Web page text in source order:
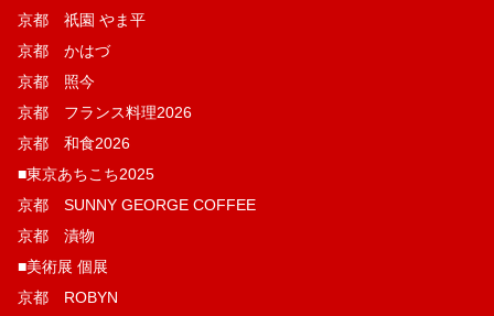
京都 祇園 やま平
京都 かはづ
京都 照今
京都 フランス料理2026
京都 和食2026
■東京あちこち2025
京都 SUNNY GEORGE COFFEE
京都 漬物
■美術展 個展
京都 ROBYN